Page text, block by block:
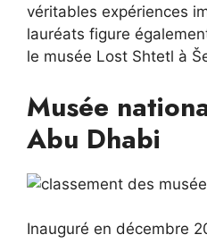
véritables expériences
lauréats figure
le musée Lost Shtetl à
Musée
Abu Dhabi
Inauguré en décembre